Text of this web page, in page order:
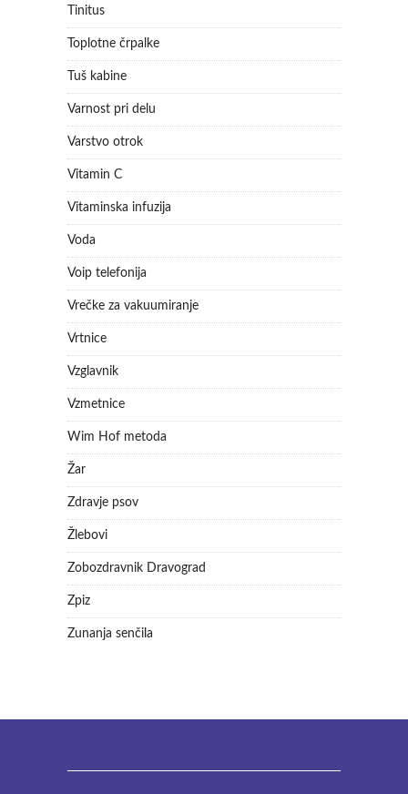
Tinitus
Toplotne črpalke
Tuš kabine
Varnost pri delu
Varstvo otrok
Vitamin C
Vitaminska infuzija
Voda
Voip telefonija
Vrečke za vakuumiranje
Vrtnice
Vzglavnik
Vzmetnice
Wim Hof metoda
Žar
Zdravje psov
Žlebovi
Zobozdravnik Dravograd
Zpiz
Zunanja senčila